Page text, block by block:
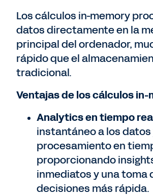
Los cálculos in-memory
datos directamente en la
principal del ordenador,
rápido que el
tradicional.
Ventajas de los cálculos in-
Analytics en tiempo
instantáneo a los datos
procesamiento en
proporcionando
inmediatos y una toma
decisiones más rápida.